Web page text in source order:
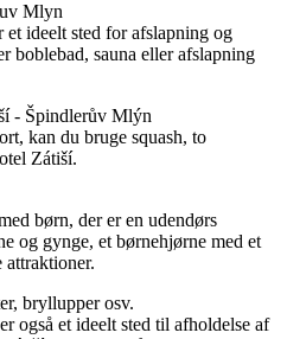
Mlyn
ideelt sted for afslapning og
boblebad, sauna eller afslapning
- Špindlerův Mlýn
kan du bruge squash, to
Zátiší.
børn, der er en udendørs
og gynge, et børnehjørne med et
attraktioner.
bryllupper osv.
også et ideelt sted til afholdelse af